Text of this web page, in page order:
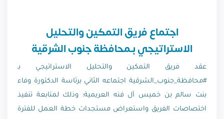
اجتماع فريق التمكين والتحليل
الاستراتيجي بـمحافظة جنوب الشرقية
عقد فريق التمكين والتحليل الاستراتيجي بـ
#محافظة_جنوب_الشرقية اجتماعه الثاني برئاسة الدكتورة وفاء
بنت سالم بن خميس آل فنه العريمية؛ وذلك لمتابعة تنفيذ
اختصاصات الفريق واستعراض مستجدات خطة العمل للفترة